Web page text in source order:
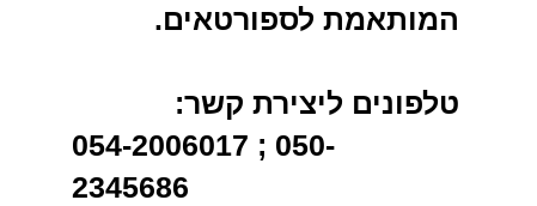
המותאמת לספורטאים.
טלפונים ליצירת קשר:
054-2006017 ; 050-
2345686